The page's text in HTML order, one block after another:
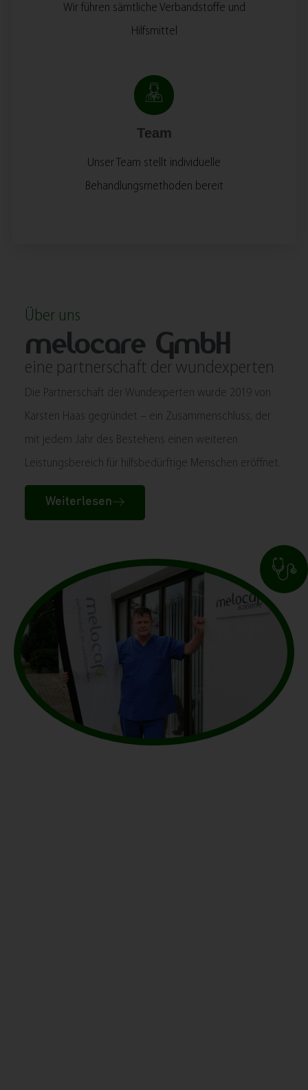
Wir führen sämtliche Verbandstoffe und
Hilfsmittel
Team
Unser Team stellt individuelle
Behandlungsmethoden bereit
Über uns
melocare GmbH
eine partnerschaft der wundexperten
Die Partnerschaft der Wundexperten wurde 2019 von
Karsten Haas gegründet – ein Zusammenschluss, der
mit jedem Jahr des Bestehens einen weiteren
Leistungsbereich für hilfsbedürftige Menschen eröffnet.
Weiterlesen